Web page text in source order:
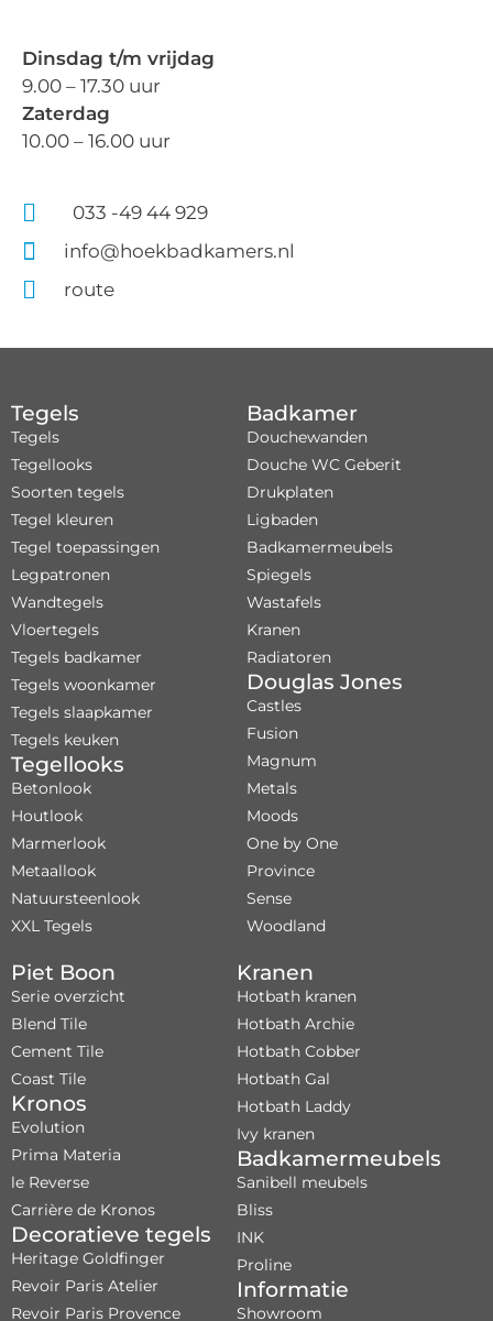
Dinsdag t/m vrijdag
9.00 – 17.30 uur
Zaterdag
10.00 – 16.00 uur
033 -49 44 929
info@hoekbadkamers.nl
route
Tegels
Tegels
Tegellooks
Soorten tegels
Tegel kleuren
Tegel toepassingen
Legpatronen
Wandtegels
Vloertegels
Tegels badkamer
Tegels woonkamer
Tegels slaapkamer
Tegels keuken
Tegellooks
Betonlook
Houtlook
Marmerlook
Metaallook
Natuursteenlook
XXL Tegels
Badkamer
Douchewanden
Douche WC Geberit
Drukplaten
Ligbaden
Badkamermeubels
Spiegels
Wastafels
Kranen
Radiatoren
Douglas Jones
Castles
Fusion
Magnum
Metals
Moods
One by One
Province
Sense
Woodland
Piet Boon
Serie overzicht
Blend Tile
Cement Tile
Coast Tile
Kronos
Evolution
Prima Materia
le Reverse
Carrière de Kronos
Decoratieve tegels
Heritage Goldfinger
Revoir Paris Atelier
Revoir Paris Provence
Kranen
Hotbath kranen
Hotbath Archie
Hotbath Cobber
Hotbath Gal
Hotbath Laddy
Ivy kranen
Badkamermeubels
Sanibell meubels
Bliss
INK
Proline
Informatie
Showroom